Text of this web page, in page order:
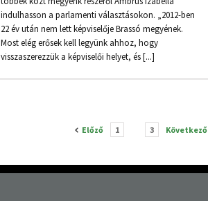
indulhasson a parlamenti választásokon. „2012-ben
22 év után nem lett képviselője Brassó megyének.
Most elég erősek kell legyünk ahhoz, hogy
visszaszerezzük a képviselői helyet, és [...]
Előző 1 3 Következő